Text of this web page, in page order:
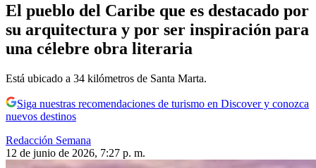
El pueblo del Caribe que es destacado por
su arquitectura y por ser inspiración para
una célebre obra literaria
Está ubicado a 34 kilómetros de Santa Marta.
Siga nuestras recomendaciones de turismo en Discover y conozca
nuevos destinos
Redacción Semana
12 de junio de 2026, 7:27 p. m.